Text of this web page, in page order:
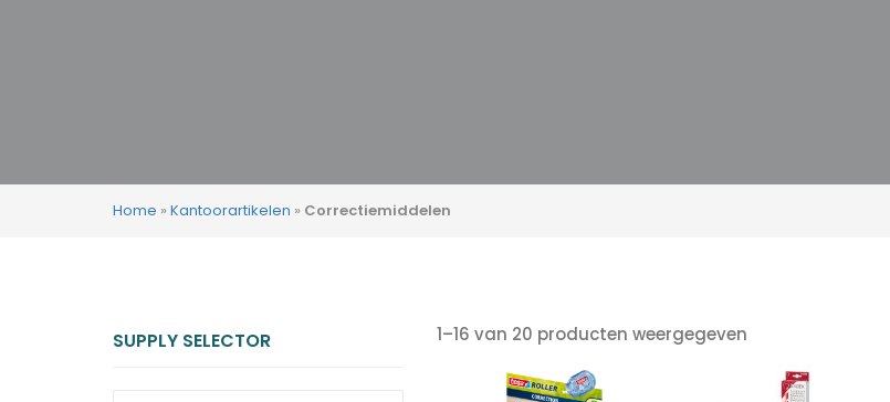
Home » Kantoorartikelen » Correctiemiddelen
1–16 van 20 producten weergegeven
SUPPLY SELECTOR